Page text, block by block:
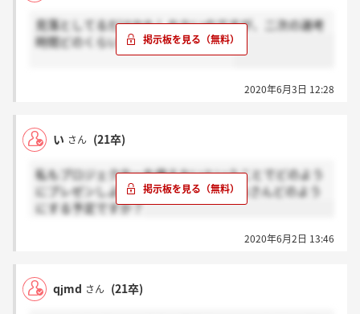
見落としてるだけかもしれないのですが、二次の選考
時間どのくらいか分かる方いますか?
2020年6月3日 12:28
い さん (21卒)
私もプロジェクターを使えないということでどのよう
にプレゼンしようか迷っています...みなさんどのよう
にする予定ですか？
2020年6月2日 13:46
qjmd さん (21卒)